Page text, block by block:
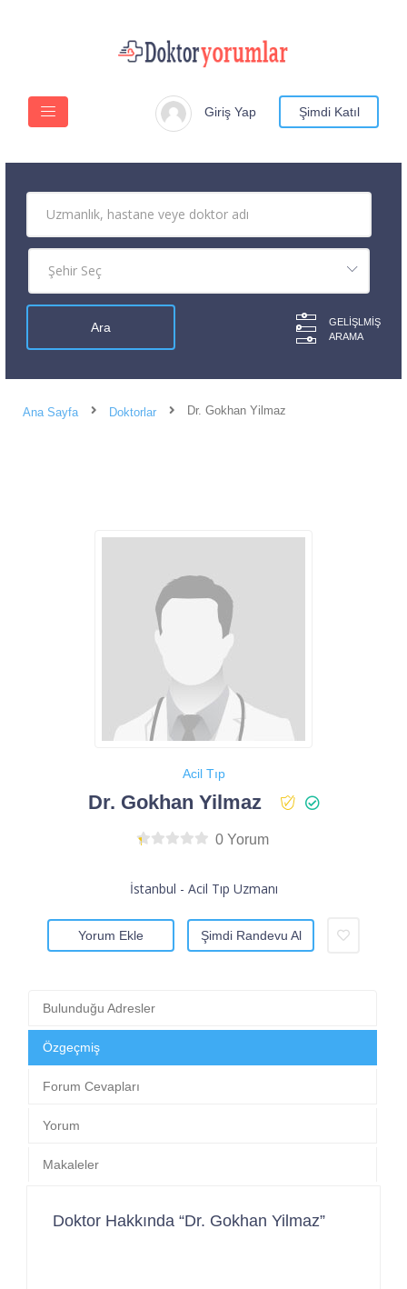
Giriş Yap Şimdi Katıl
GELIŞLMIŞ
ARAMA
Ana Sayfa Doktorlar Dr. Gokhan Yilmaz
Acil Tıp
Dr. Gokhan Yilmaz
0 Yorum
İstanbul - Acil Tıp Uzmanı
Yorum Ekle Şimdi Randevu Al
Bulunduğu Adresler
Özgeçmiş
Forum Cevapları
Yorum
Makaleler
Doktor Hakkında “Dr. Gokhan Yilmaz”